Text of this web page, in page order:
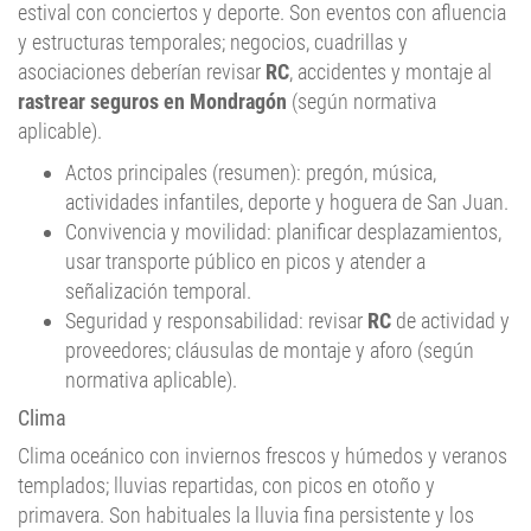
asociaciones deberían revisarRC, accidentes y montaje al
rastrear seguros en Mondragón(según normativa
aplicable).
Actos principales (resumen): pregón, música,
actividades infantiles, deporte y hoguera de San Juan.
Convivencia y movilidad: planificar desplazamientos,
usar transporte público en picos y atender a
señalización temporal.
Seguridad y responsabilidad: revisar
proveedores; cláusulas de montaje y aforo (según
normativa aplicable).
Clima oceánico con inviernos frescos y húmedos y veranos
templados; lluvias repartidas, con picos en otoño y
primavera. Son habituales la lluvia fina persistente y los
episodios de viento y granizo aislado. Este patrón exige